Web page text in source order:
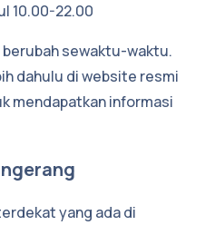
10.00-22.00
sewaktu-waktu.
dahulu di website resmi
mendapatkan informasi
yang ada di